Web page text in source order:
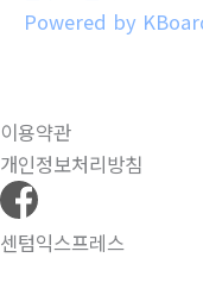
Powered by
이용약관
개인정보처리방침
센텀익스프레스